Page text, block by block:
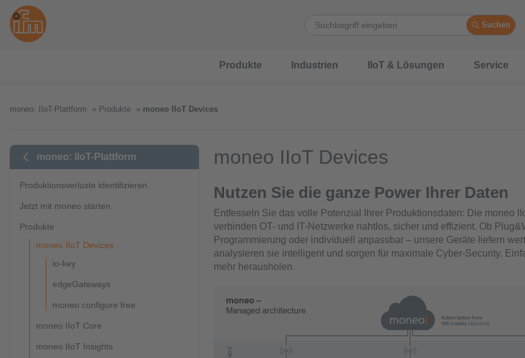
Suchen
Produkte Industrien IIoT & Lösungen Service
moneo: IIoT-Plattform Produkte moneo IIoT Devices
moneo: IIoT-Plattform
Produktionsverluste identifizieren
Jetzt mit moneo starten
Produkte
moneo IIoT Devices
io-key
edgeGateways
moneo configure free
moneo IIoT Core
moneo IIoT Insights
moneo IIoT Devices
Nutzen Sie die ganze Power Ihrer Daten
Entfesseln Sie das volle Potenzial Ihrer Produktionsdaten: Die moneo
verbinden OT- und IT-Netzwerke nahtlos, sicher und effizient. Ob
Programmierung oder individuell anpassbar – unsere Geräte liefern
analysieren sie intelligent und sorgen für maximale Cyber-Security.
mehr herausholen.